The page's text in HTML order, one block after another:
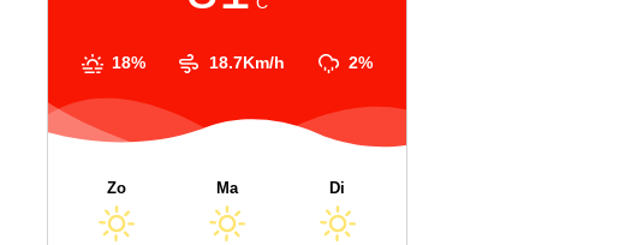
18% 18.7Km/h 2%
Zo Ma Di